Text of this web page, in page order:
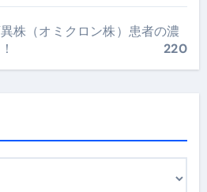
株（オミクロン株）患者の濃
220